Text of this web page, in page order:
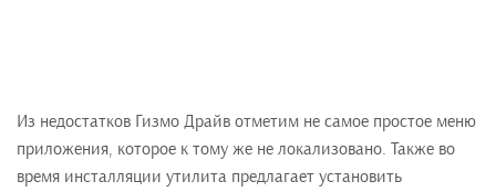
Из недостатков Гизмо Драйв отметим не самое простое меню
приложения, которое к тому же не локализовано. Также во
время инсталляции утилита предлагает установить